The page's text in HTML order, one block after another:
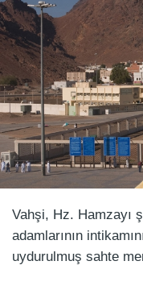
Vahşi, Hz. Hamzayı
adamlarının
uydurulmuş sahte